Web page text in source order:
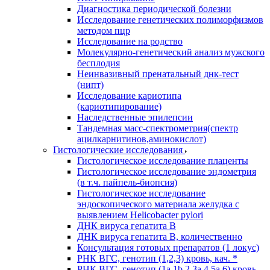
Диагностика периодической болезни
Исследование генетических полиморфизмов
методом пцр
Исследование на родство
Молекулярно-генетический анализ мужского
бесплодия
Неинвазивный пренатальный днк-тест
(нипт)
Исследование кариотипа
(кариотипирование)
Наследственные эпилепсии
Тандемная масс-спектрометрия(спектр
ацилкарнитинов,аминокислот)
Гистологические исследования
Гистологическое исследование плаценты
Гистологическое исследование эндометрия
(в т.ч. пайпель-биопсия)
Гистологическое исследование
эндоскопического материала желудка с
выявлением Helicobacter pylori
ДНК вируса гепатита B
ДНК вируса гепатита B, количественно
Консультация готовых препаратов (1 локус)
РНК ВГC, генотип (1,2,3) кровь, кач. *